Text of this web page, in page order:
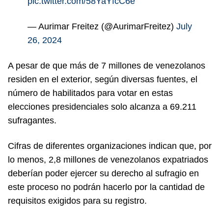
— Aurimar Freitez (@AurimarFreitez) July
26, 2024
A pesar de que más de 7 millones de venezolanos
residen en el exterior, según diversas fuentes, el
número de habilitados para votar en estas
elecciones presidenciales solo alcanza a 69.211
sufragantes.
Cifras de diferentes organizaciones indican que, por
lo menos, 2,8 millones de venezolanos expatriados
deberían poder ejercer su derecho al sufragio en
este proceso no podrán hacerlo por la cantidad de
requisitos exigidos para su registro.